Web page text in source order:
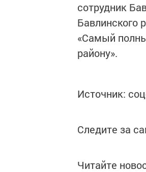
сотрудник
Бавлинского
«Самый
району».
Источник:
Следите за
Читайте